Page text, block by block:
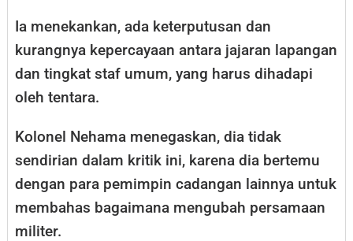
Ia menekankan, ada keterputusan dan
kurangnya kepercayaan antara jajaran lapangan
dan tingkat staf umum, yang harus dihadapi
oleh tentara.
Kolonel Nehama menegaskan, dia tidak
sendirian dalam kritik ini, karena dia bertemu
dengan para pemimpin cadangan lainnya untuk
membahas bagaimana mengubah persamaan
militer.